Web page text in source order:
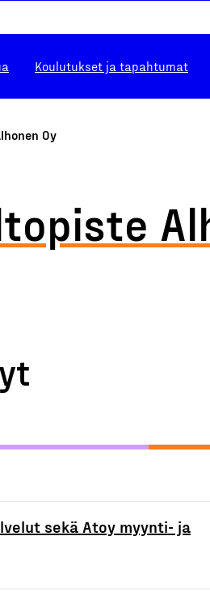
Koulutukset ja tapahtumat
Oy
sekä Atoy myynti- ja